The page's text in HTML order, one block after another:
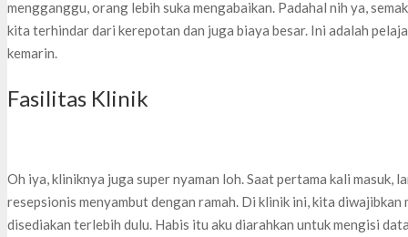
mengganggu, orang lebih suka mengabaikan. Padahal nih ya,
kita terhindar dari kerepotan dan juga biaya besar. Ini adalah
kemarin.
Fasilitas Klinik
Oh iya, kliniknya juga super nyaman loh. Saat pertama kali masuk,
resepsionis menyambut dengan ramah. Di klinik ini, kita
disediakan terlebih dulu. Habis itu aku diarahkan untuk mengisi